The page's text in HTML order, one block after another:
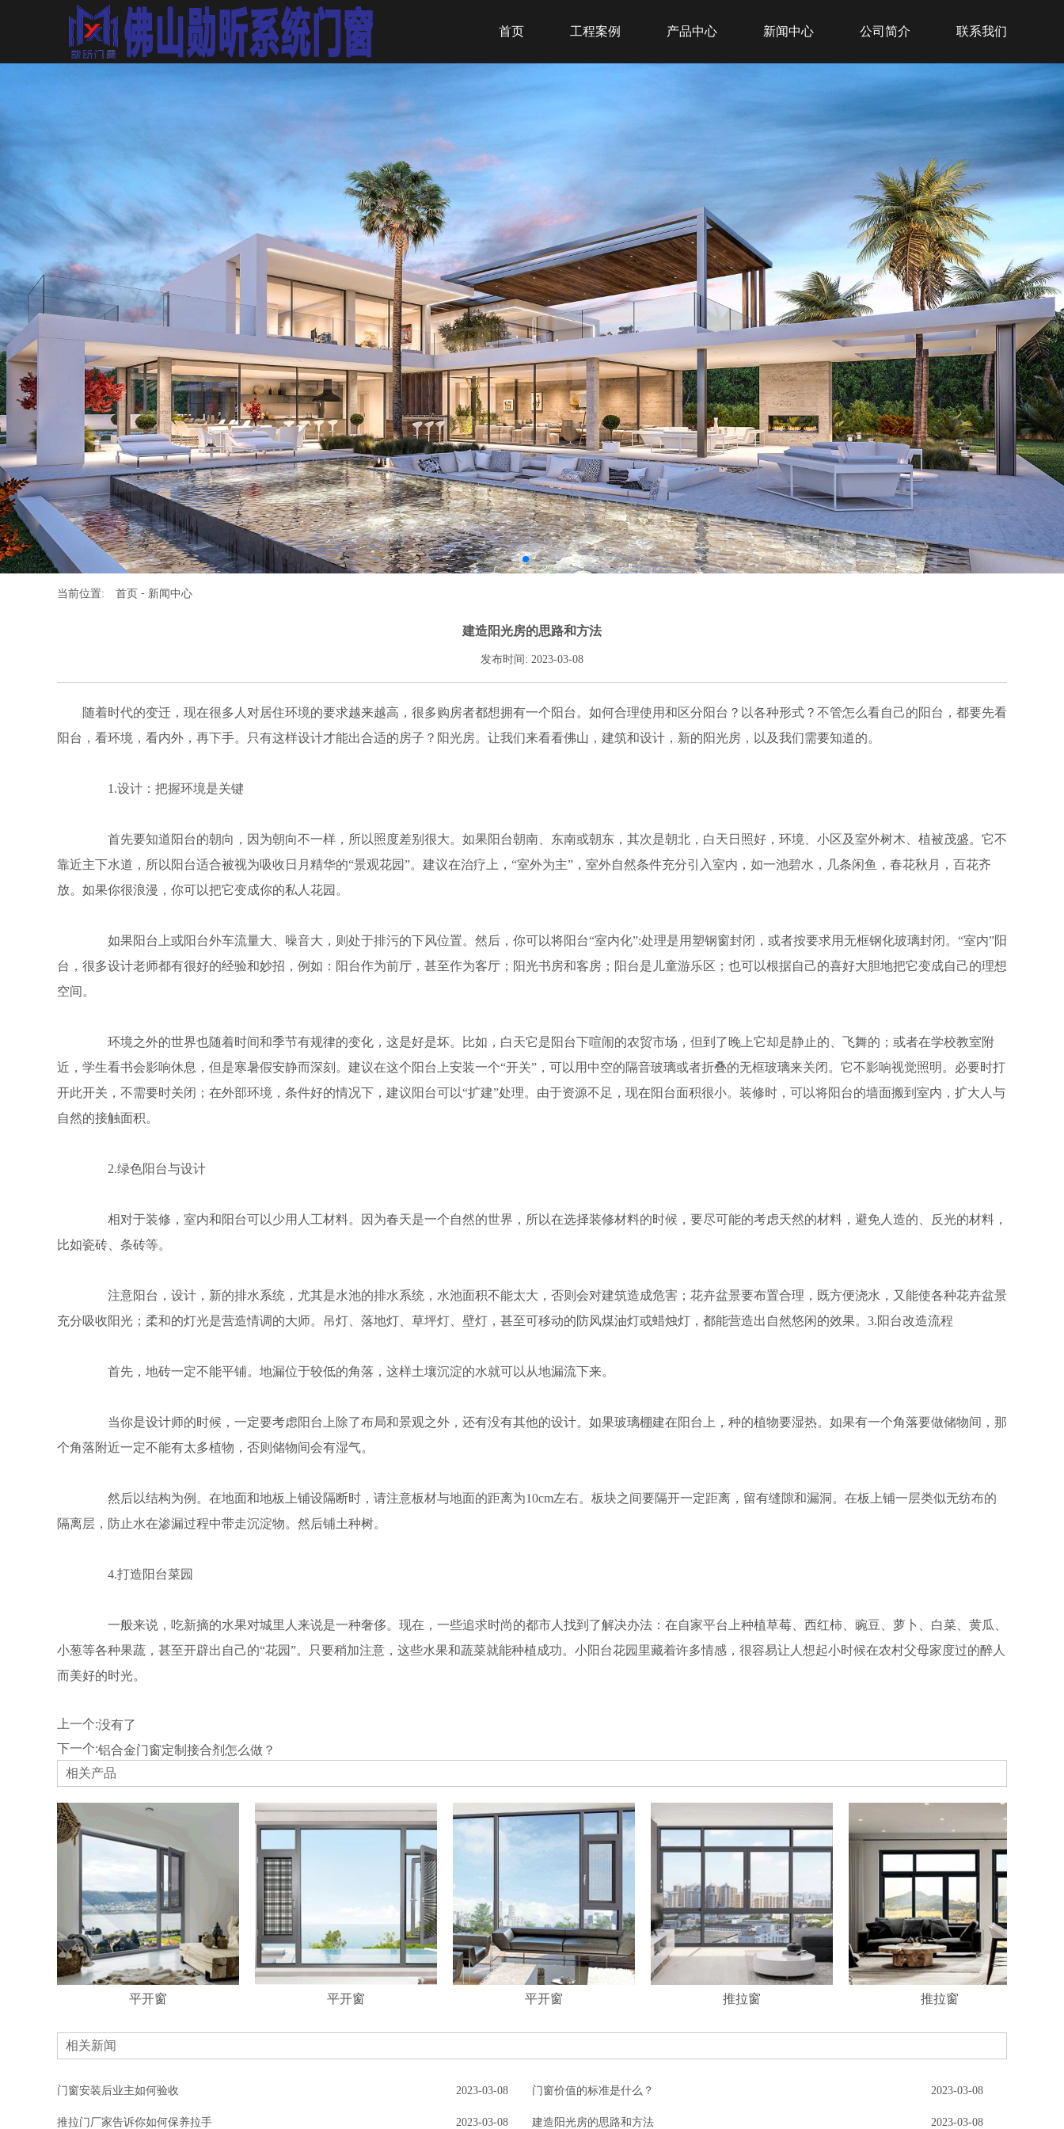
首页 工程案例 产品中心 新闻中心 公司简介 联系我们
当前位置: 首页 - 新闻中心
建造阳光房的思路和方法
发布时间: 2023-03-08
随着时代的变迁，现在很多人对居住环境的要求越来越高，很多购房者都想拥有一个阳台。如何合理使用和区分阳台？以各种形式？不管怎么看自己的阳台，都要先看
阳台，看环境，看内外，再下手。只有这样设计才能出合适的房子？阳光房。让我们来看看佛山，建筑和设计，新的阳光房，以及我们需要知道的。
1.设计：把握环境是关键
首先要知道阳台的朝向，因为朝向不一样，所以照度差别很大。如果阳台朝南、东南或朝东，其次是朝北，白天日照好，环境、小区及室外树木、植被茂盛。它不
靠近主下水道，所以阳台适合被视为吸收日月精华的“景观花园”。建议在治疗上，“室外为主”，室外自然条件充分引入室内，如一池碧水，几条闲鱼，春花秋月，百花齐
放。如果你很浪漫，你可以把它变成你的私人花园。
如果阳台上或阳台外车流量大、噪音大，则处于排污的下风位置。然后，你可以将阳台“室内化”:处理是用塑钢窗封闭，或者按要求用无框钢化玻璃封闭。“室内”阳
台，很多设计老师都有很好的经验和妙招，例如：阳台作为前厅，甚至作为客厅；阳光书房和客房；阳台是儿童游乐区；也可以根据自己的喜好大胆地把它变成自己的理想
空间。
环境之外的世界也随着时间和季节有规律的变化，这是好是坏。比如，白天它是阳台下喧闹的农贸市场，但到了晚上它却是静止的、飞舞的；或者在学校教室附
近，学生看书会影响休息，但是寒暑假安静而深刻。建议在这个阳台上安装一个“开关”，可以用中空的隔音玻璃或者折叠的无框玻璃来关闭。它不影响视觉照明。必要时打
开此开关，不需要时关闭；在外部环境，条件好的情况下，建议阳台可以“扩建”处理。由于资源不足，现在阳台面积很小。装修时，可以将阳台的墙面搬到室内，扩大人与
自然的接触面积。
2.绿色阳台与设计
相对于装修，室内和阳台可以少用人工材料。因为春天是一个自然的世界，所以在选择装修材料的时候，要尽可能的考虑天然的材料，避免人造的、反光的材料，
比如瓷砖、条砖等。
注意阳台，设计，新的排水系统，尤其是水池的排水系统，水池面积不能太大，否则会对建筑造成危害；花卉盆景要布置合理，既方便浇水，又能使各种花卉盆景
充分吸收阳光；柔和的灯光是营造情调的大师。吊灯、落地灯、草坪灯、壁灯，甚至可移动的防风煤油灯或蜡烛灯，都能营造出自然悠闲的效果。3.阳台改造流程
首先，地砖一定不能平铺。地漏位于较低的角落，这样土壤沉淀的水就可以从地漏流下来。
当你是设计师的时候，一定要考虑阳台上除了布局和景观之外，还有没有其他的设计。如果玻璃棚建在阳台上，种的植物要湿热。如果有一个角落要做储物间，那
个角落附近一定不能有太多植物，否则储物间会有湿气。
然后以结构为例。在地面和地板上铺设隔断时，请注意板材与地面的距离为10cm左右。板块之间要隔开一定距离，留有缝隙和漏洞。在板上铺一层类似无纺布的
隔离层，防止水在渗漏过程中带走沉淀物。然后铺土种树。
4.打造阳台菜园
一般来说，吃新摘的水果对城里人来说是一种奢侈。现在，一些追求时尚的都市人找到了解决办法：在自家平台上种植草莓、西红柿、豌豆、萝卜、白菜、黄瓜、
小葱等各种果蔬，甚至开辟出自己的“花园”。只要稍加注意，这些水果和蔬菜就能种植成功。小阳台花园里藏着许多情感，很容易让人想起小时候在农村父母家度过的醉人
而美好的时光。
上一个:没有了
下一个:铝合金门窗定制接合剂怎么做？
相关产品
平开窗 平开窗 平开窗 推拉窗 推拉窗
相关新闻
门窗安装后业主如何验收 2023-03-08 门窗价值的标准是什么？ 2023-03-08
推拉门厂家告诉你如何保养拉手 2023-03-08 建造阳光房的思路和方法 2023-03-08